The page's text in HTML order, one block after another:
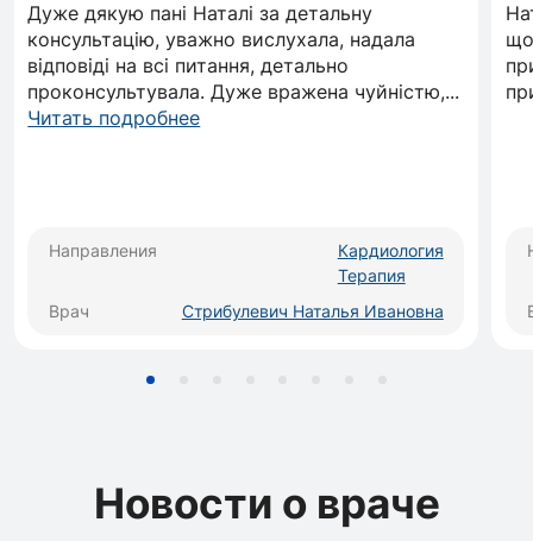
Дуже дякую пані Наталі за детальну
консультацію, уважно вислухала, надала
відповіді на всі питання, детально
проконсультувала. Дуже вражена чуйністю,...
Читать подробнее
Направления
Кардиология
Терапия
Врач
Стрибулевич Наталья Ивановна
Новости о враче